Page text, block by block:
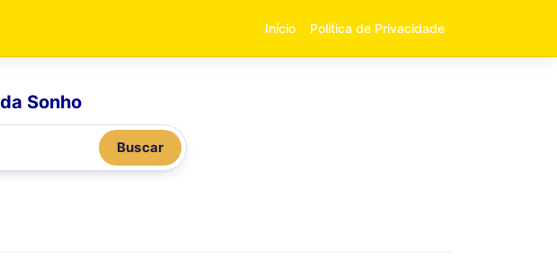
Início Política de Privacidade
Sonho
Buscar